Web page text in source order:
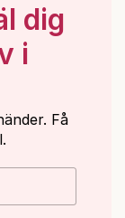
dig
i
Få